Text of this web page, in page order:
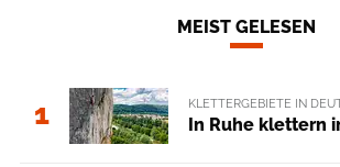
MEIST GELESEN
1 KLETTERGEBIETE IN
In Ruhe klettern